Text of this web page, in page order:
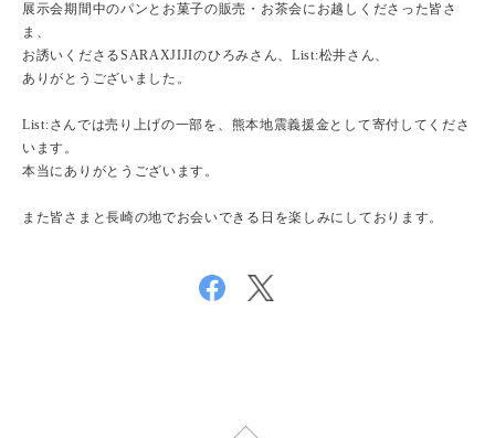
展示会期間中のパンとお菓子の販売・お茶会にお越しくださった皆さ
ま、
お誘いくださるSARAXJIJIのひろみさん、List:松井さん、
ありがとうございました。
List:さんでは売り上げの一部を、熊本地震義援金として寄付してくださ
います。
本当にありがとうございます。
また皆さまと長崎の地でお会いできる日を楽しみにしております。